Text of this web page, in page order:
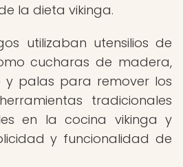
la dieta vikinga.
utilizaban utensilios de
cucharas de madera,
y palas para remover los
tradicionales
en la cocina vikinga y
y funcionalidad de